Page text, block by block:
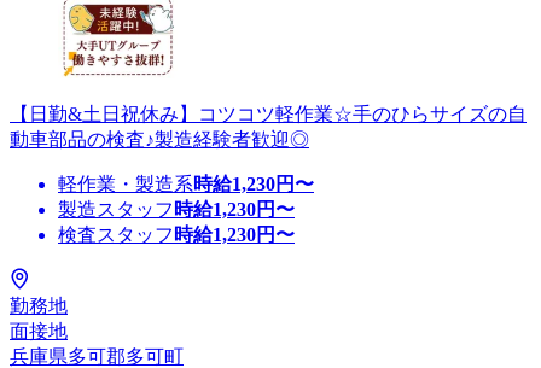
【日勤&土日祝休み】コツコツ軽作業☆手のひらサイズの自
動車部品の検査♪製造経験者歓迎◎
軽作業・製造系時給1,230円〜
製造スタッフ 時給1,230円〜
検査スタッフ 時給1,230円〜
勤務地
面接地
兵庫県多可郡多可町